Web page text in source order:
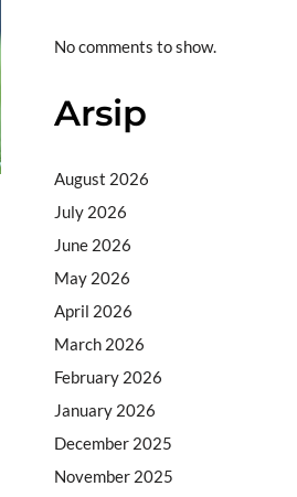
No comments to show.
Arsip
August 2026
July 2026
June 2026
May 2026
April 2026
March 2026
February 2026
January 2026
December 2025
November 2025